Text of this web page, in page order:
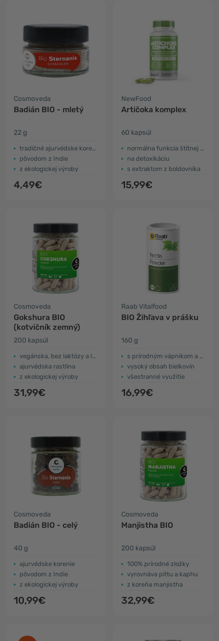
Cosmoveda
Badián BIO - mletý
22 g
tradičné ajurvédske korenie
pôvodom z Indie
z ekologickej výroby
4,49€
NewFood
Artičoka komplex
60 kapsúl
normálna funkcia štítnej žľazy
na detoxikáciu
s extraktom z boldovníka
15,99€
Cosmoveda
Gokshura BIO
(kotvičník zemný)
200 kapsúl
vegánska, bez laktózy a lepku
ajurvédska rastlina
z ekologickej výroby
31,99€
Raab Vitalfood
BIO Žihľava v prášku
160 g
s prírodným vápnikom a draslíkom
vysoký obsah bielkovín
všestranné využitie
16,99€
Cosmoveda
Badián BIO - celý
40 g
ajurvédske korenie
pôvodom z Indie
z ekologickej výroby
10,99€
Cosmoveda
Manjistha BIO
200 kapsúl
100% prírodné zložky
vyrovnáva pittu a kaphu
z koreňa manjistha
32,99€